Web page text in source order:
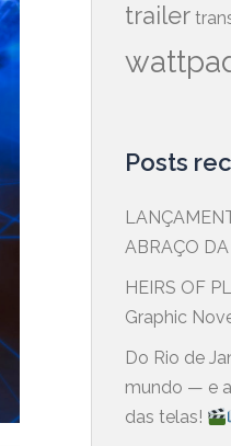
trailer
Posts
ABRAÇO
HEIRS OF
Graphic
​Do Rio de
mundo — e
das telas!